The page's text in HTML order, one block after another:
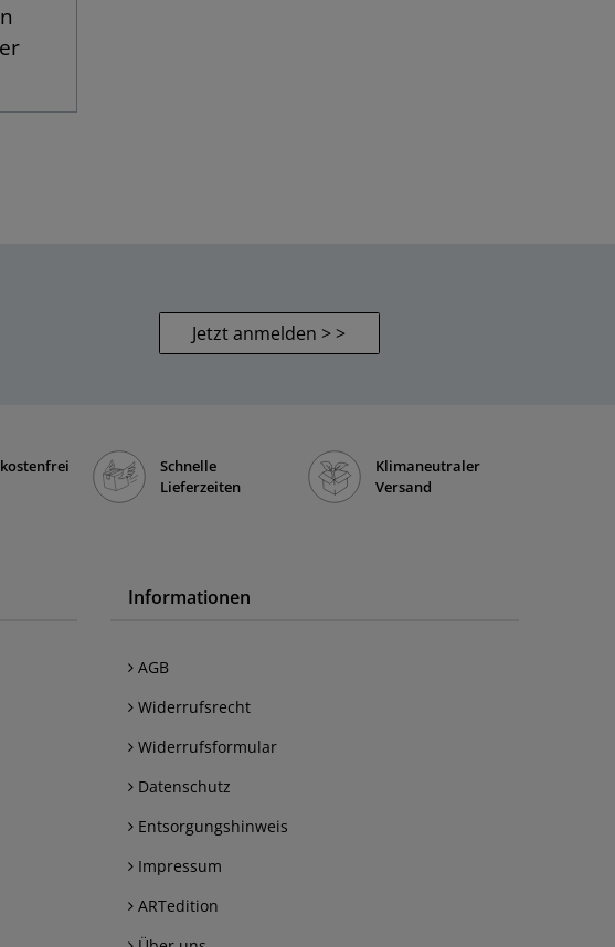
Jetzt anmelden > >
Schnelle
Lieferzeiten
Klimaneutraler
Versand
Informationen
AGB
Widerrufsrecht
Widerrufsformular
Datenschutz
Entsorgungshinweis
Impressum
ARTedition